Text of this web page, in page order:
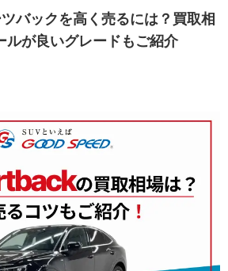
バックを高く売るには？買取相
ルが良いグレードもご紹介